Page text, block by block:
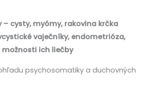
– cysty, myómy, rakovina krčka
vaječníky, endometrióza,
ich liečby
psychosomatiky a duchovných